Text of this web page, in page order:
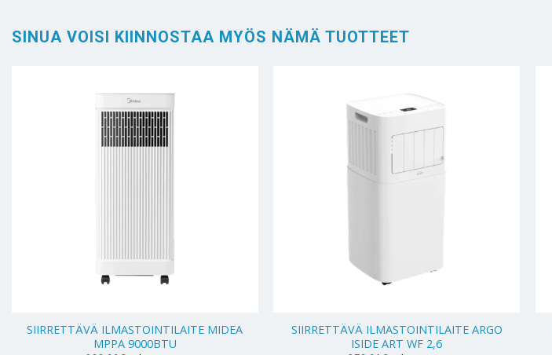
SINUA VOISI KIINNOSTAA MYÖS NÄMÄ TUOTTEET
SIIRRETTÄVÄ ILMASTOINTILAITE MIDEA
MPPA 9000BTU
SIIRRETTÄVÄ ILMASTOINTILAITE ARGO
ISIDE ART WF 2,6